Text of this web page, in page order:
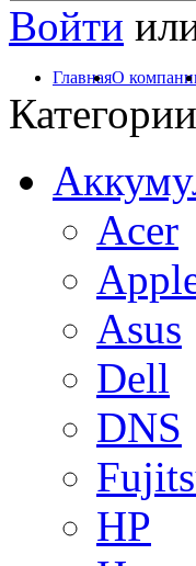
Войти
ГлавнаяО
Категории
Acer
Asus
Dell
DNS
HP